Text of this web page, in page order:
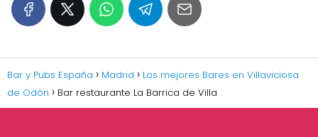
Bar y Pubs España Madrid
Los mejores Bares en Villaviciosa
de Odón
Bar restaurante La Barrica de Villa